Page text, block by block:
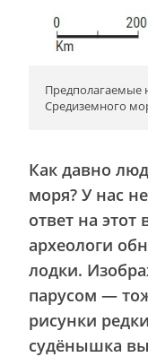
Предполагаемые
Средиземного
Как давно
моря? У нас
ответ на
археологи
лодки.
парусом —
рисунки
судёнышка